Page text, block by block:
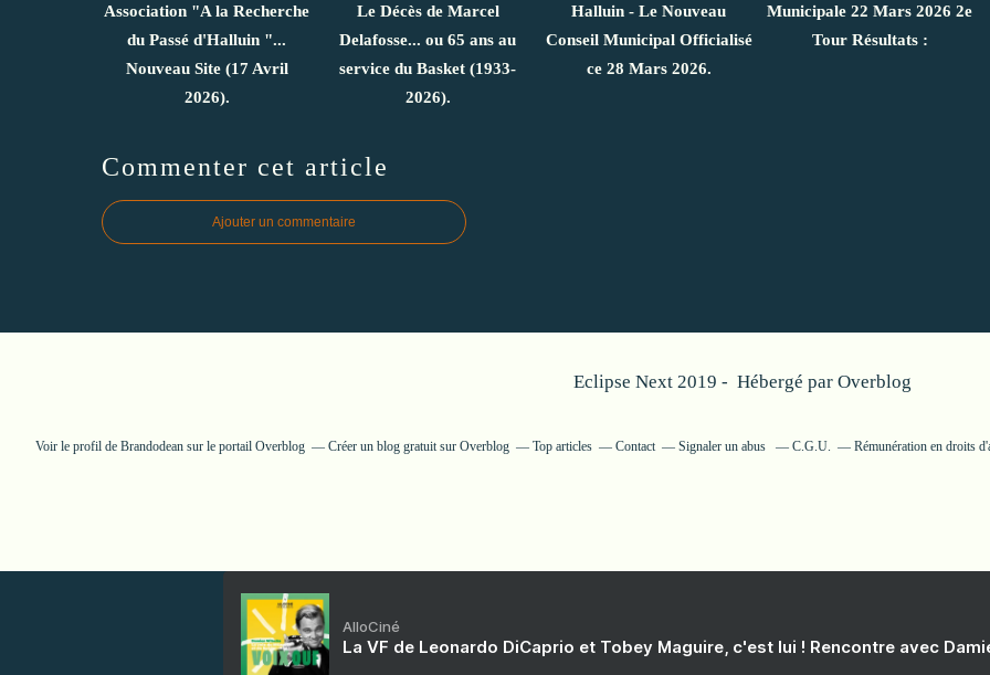
Association "A la Recherche
du Passé d'Halluin "...
Nouveau Site (17 Avril
2026).
Le Décès de Marcel
Delafosse... ou 65 ans au
service du Basket (1933-
2026).
Halluin - Le Nouveau
Conseil Municipal Officialisé
ce 28 Mars 2026.
Municipale 22 Mars 2026 2e
Tour Résultats :
Commenter cet article
Ajouter un commentaire
Eclipse Next 2019 - Hébergé par Overblog
Voir le profil de Brandodean sur le portail Overblog Créer un blog gratuit sur Overblog Top articles Contact Signaler un abus C.G.U. Rémunération en droits
AlloCiné
La VF de Leonardo DiCaprio et Tobey Maguire, c'est lui ! Rencontre avec